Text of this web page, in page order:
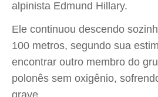
alpinista Edmund Hillary.
Ele continuou descendo
100 metros, segundo sua
encontrar outro membro do
polonês sem oxigênio,
grave.